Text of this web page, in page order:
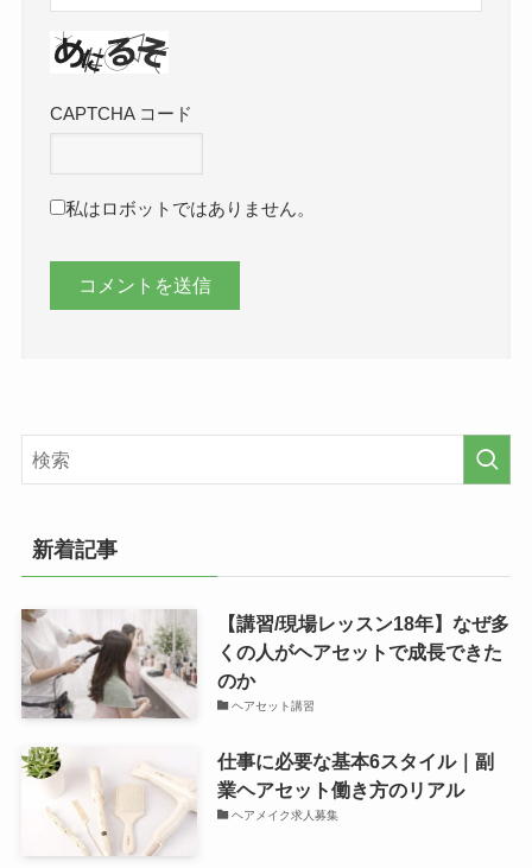
CAPTCHA コード
私はロボットではありません。
新着記事
【講習/現場レッスン18年】なぜ多
くの人がヘアセットで成長できた
のか
ヘアセット講習
仕事に必要な基本6スタイル｜副
業ヘアセット働き方のリアル
ヘアメイク求人募集